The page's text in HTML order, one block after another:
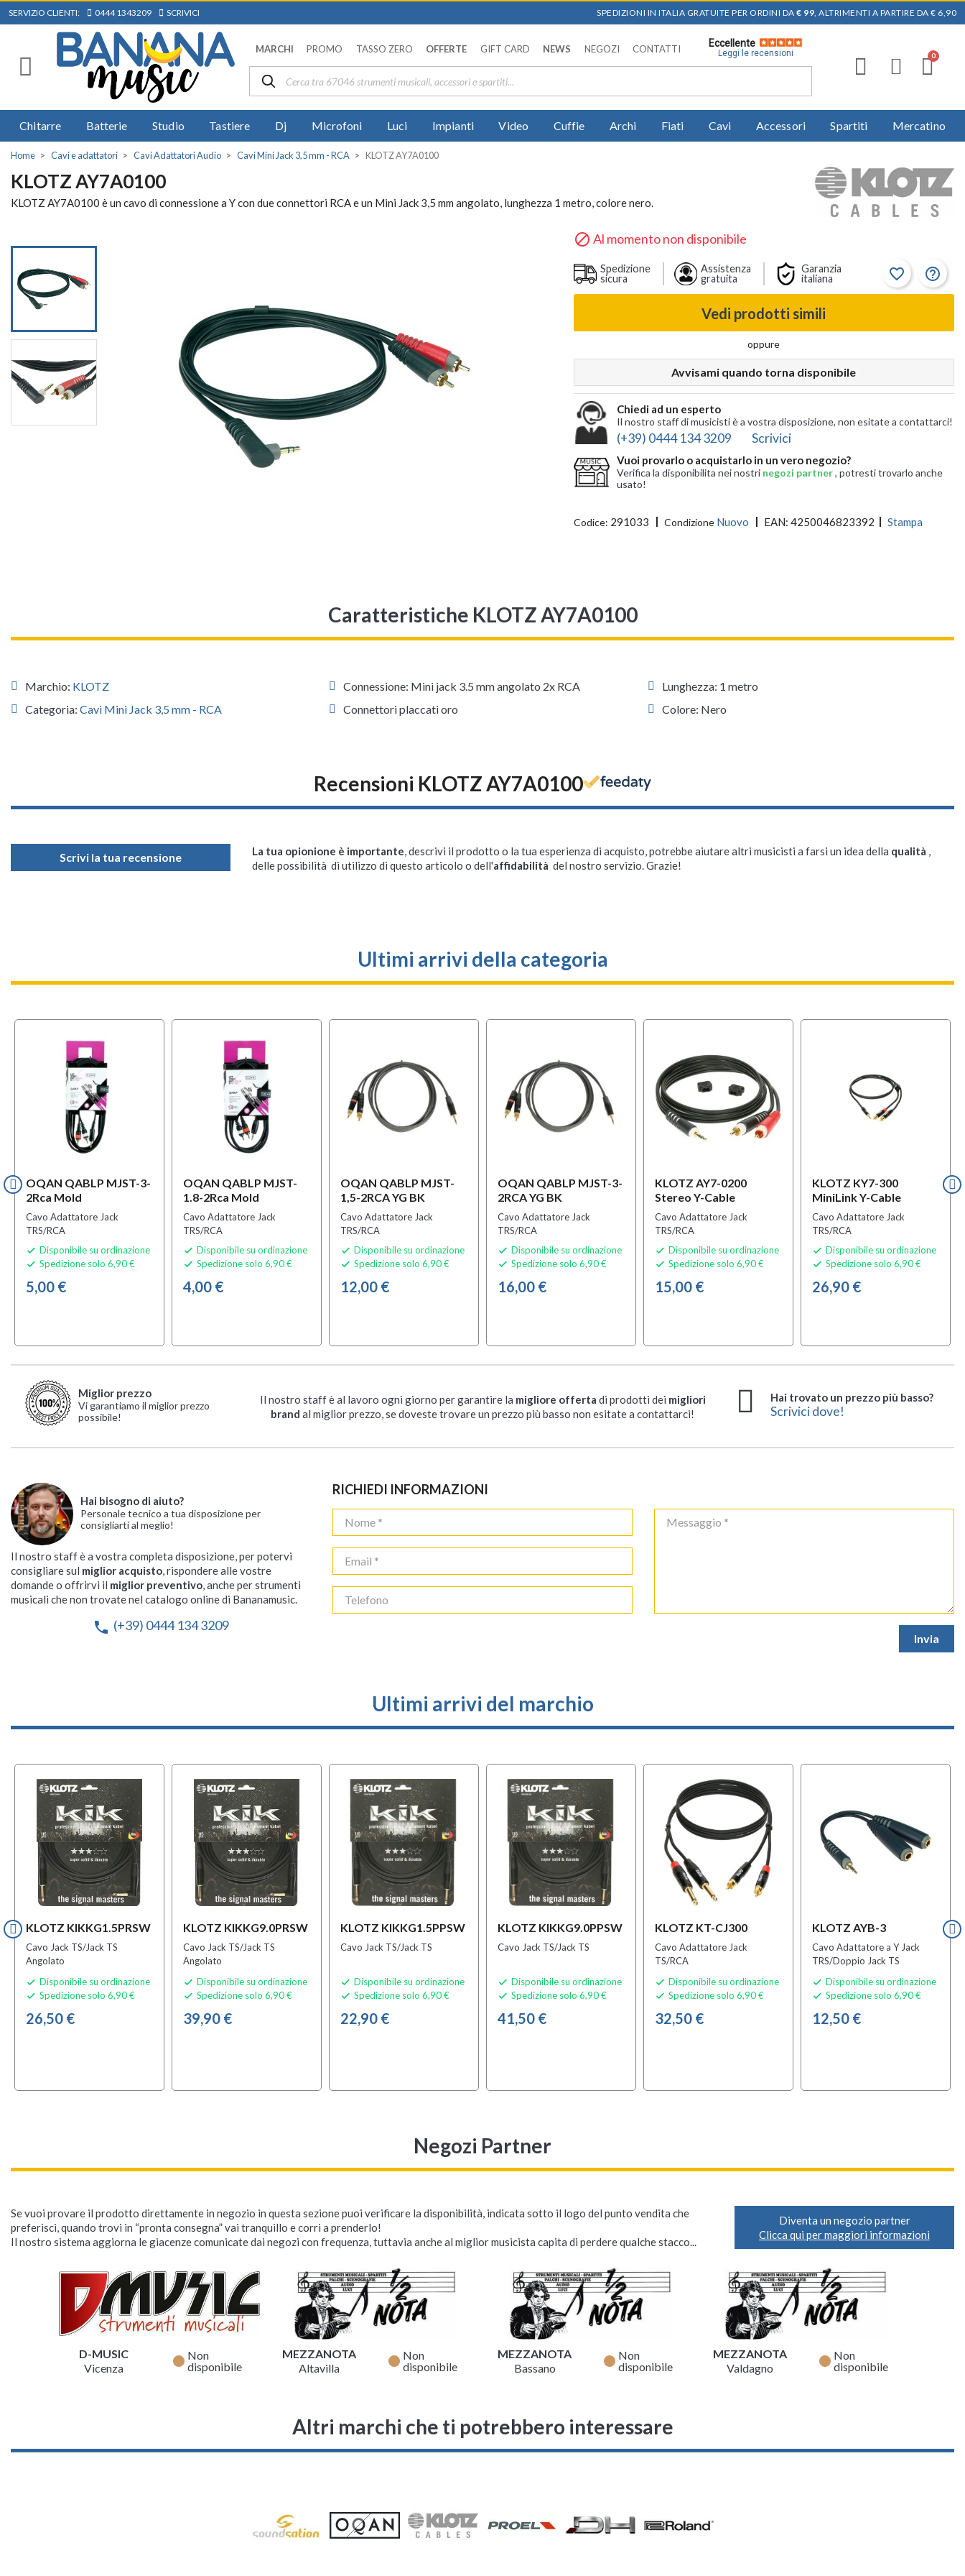
SERVIZIO CLIENTI: 0444 1343209 SCRIVICI SPEDIZIONI IN ITALIA GRATUITE PER ORDINI DA € 99, ALTRIMENTI A PARTIRE DA € 6,90
MARCHI PROMO TASSO ZERO OFFERTE GIFT CARD NEWS NEGOZI CONTATTI
Eccellente
Leggi le recensioni
Chitarre Batterie Studio Tastiere Dj Microfoni Luci Impianti Video Cuffie Archi Fiati Cavi Accessori Spartiti Mercatino
Home Cavi e adattatori Cavi Adattatori Audio Cavi Mini Jack 3,5 mm - RCA KLOTZ AY7A0100
KLOTZ AY7A0100
KLOTZ AY7A0100 è un cavo di connessione a Y con due connettori RCA e un Mini Jack 3,5 mm angolato, lunghezza 1 metro, colore nero.
 Al momento non disponibile
Spedizione
sicura
Assistenza
gratuita
Garanzia
italiana
favorite_border help_outline
Vedi prodotti simili
oppure
Avvisami quando torna disponibile
Chiedi ad un esperto
Il nostro staff di musicisti è a vostra disposizione, non esitate a contattarci!
(+39) 0444 134 3209 Scrivici
Vuoi provarlo o acquistarlo in un vero negozio?
Verifica la disponibilita nei nostri negozi partner, potresti trovarlo anche
usato!
Codice: 291033 Condizione Nuovo EAN: 4250046823392 Stampa
Caratteristiche KLOTZ AY7A0100
Marchio: KLOTZ
Categoria: Cavi Mini Jack 3,5 mm - RCA
Connessione: Mini jack 3.5 mm angolato 2x RCA
Connettori placcati oro
Lunghezza: 1 metro
Colore: Nero
Recensioni KLOTZ AY7A0100
Scrivi la tua recensione La tua opionione è importante, descrivi il prodotto o la tua esperienza di acquisto, potrebbe aiutare altri musicisti a farsi un idea della qualità ,
delle possibilità di utilizzo di questo articolo o dell'affidabilità del nostro servizio. Grazie!
Ultimi arrivi della categoria
OQAN QABLP MJST-3-
2Rca Mold
Cavo Adattatore Jack
TRS/RCA
 Disponibile su ordinazione
 Spedizione solo 6,90 €
5,00 €
OQAN QABLP MJST-
1.8-2Rca Mold
Cavo Adattatore Jack
TRS/RCA
 Disponibile su ordinazione
 Spedizione solo 6,90 €
4,00 €
OQAN QABLP MJST-
1,5-2RCA YG BK
Cavo Adattatore Jack
TRS/RCA
 Disponibile su ordinazione
 Spedizione solo 6,90 €
12,00 €
OQAN QABLP MJST-3-
2RCA YG BK
Cavo Adattatore Jack
TRS/RCA
 Disponibile su ordinazione
 Spedizione solo 6,90 €
16,00 €
KLOTZ AY7-0200
Stereo Y-Cable
Cavo Adattatore Jack
TRS/RCA
 Disponibile su ordinazione
 Spedizione solo 6,90 €
15,00 €
KLOTZ KY7-300
MiniLink Y-Cable
Cavo Adattatore Jack
TRS/RCA
 Disponibile su ordinazione
 Spedizione solo 6,90 €
26,90 €
Miglior prezzo
Vi garantiamo il miglior prezzo
possibile!
Il nostro staff è al lavoro ogni giorno per garantire la migliore offerta di prodotti dei migliori
brand al miglior prezzo, se doveste trovare un prezzo più basso non esitate a contattarci!
Hai trovato un prezzo più basso?
Scrivici dove!
Hai bisogno di aiuto?
Personale tecnico a tua disposizione per
consigliarti al meglio!
Il nostro staff è a vostra completa disposizione, per potervi
consigliare sul miglior acquisto, rispondere alle vostre
domande o offrirvi il miglior preventivo, anche per strumenti
musicali che non trovate nel catalogo online di Bananamusic.
phone (+39) 0444 134 3209
RICHIEDI INFORMAZIONI
Ultimi arrivi del marchio
KLOTZ KIKKG1.5PRSW
Cavo Jack TS/Jack TS
Angolato
 Disponibile su ordinazione
 Spedizione solo 6,90 €
26,50 €
KLOTZ KIKKG9.0PRSW
Cavo Jack TS/Jack TS
Angolato
 Disponibile su ordinazione
 Spedizione solo 6,90 €
39,90 €
KLOTZ KIKKG1.5PPSW
Cavo Jack TS/Jack TS
 Disponibile su ordinazione
 Spedizione solo 6,90 €
22,90 €
KLOTZ KIKKG9.0PPSW
Cavo Jack TS/Jack TS
 Disponibile su ordinazione
 Spedizione solo 6,90 €
41,50 €
KLOTZ KT-CJ300
Cavo Adattatore Jack
TS/RCA
 Disponibile su ordinazione
 Spedizione solo 6,90 €
32,50 €
KLOTZ AYB-3
Cavo Adattatore a Y Jack
TRS/Doppio Jack TS
 Disponibile su ordinazione
 Spedizione solo 6,90 €
12,50 €
Negozi Partner
Se vuoi provare il prodotto direttamente in negozio in questa sezione puoi verificare la disponibilità, indicata sotto il logo del punto vendita che
preferisci, quando trovi in “pronta consegna” vai tranquillo e corri a prenderlo!
Il nostro sistema aggiorna le giacenze comunicate dai negozi con frequenza, tuttavia anche al miglior musicista capita di perdere qualche stacco...
Diventa un negozio partner
Clicca qui per maggiori informazioni
D-MUSIC
Vicenza
fiber_manual_record Non
disponibile
MEZZANOTA
Altavilla
fiber_manual_record Non
disponibile
MEZZANOTA
Bassano
fiber_manual_record Non
disponibile
MEZZANOTA
Valdagno
fiber_manual_record Non
disponibile
Altri marchi che ti potrebbero interessare